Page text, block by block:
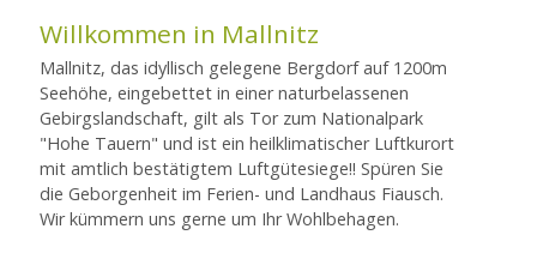
Willkommen in Mallnitz
Mallnitz, das idyllisch gelegene Bergdorf auf 1200m
Seehöhe, eingebettet in einer naturbelassenen
Gebirgslandschaft, gilt als Tor zum Nationalpark
"Hohe Tauern" und ist ein heilklimatischer Luftkurort
mit amtlich bestätigtem Luftgütesiege!! Spüren Sie
die Geborgenheit im Ferien- und Landhaus Fiausch.
Wir kümmern uns gerne um Ihr Wohlbehagen.